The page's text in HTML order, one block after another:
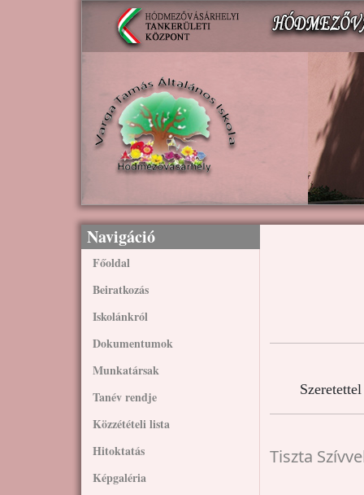
Ugrás a tartalomra
Navigáció
Főoldal
Beiratkozás
Iskolánkról
Dokumentumok
Munkatársak
Tanév rendje
Közzétételi lista
Hitoktatás
Képgaléria
Tiszta